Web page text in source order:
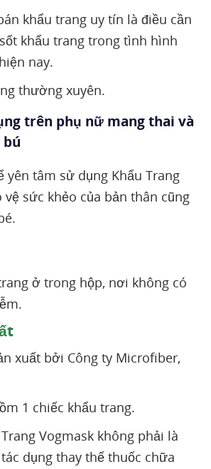
khẩu trang uy tín là điều cần
khẩu trang trong tình hình
nay.
thường xuyên.
trên phụ nữ mang thai và
bú
yên tâm sử dụng Khẩu Trang
vệ sức khẻo của bản thân cũng
ở trong hộp, nơi không có
xuất bởi Công ty Microfiber,
1 chiếc khẩu trang.
Vogmask không phải là
dụng thay thế thuốc chữa